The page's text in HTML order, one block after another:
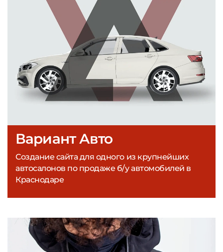
Вариант Авто
Создание сайта для одного из крупнейших
автосалонов по продаже б/у автомобилей в
Краснодаре